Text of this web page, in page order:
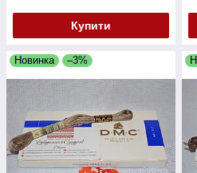
Купити
Новинка –3%